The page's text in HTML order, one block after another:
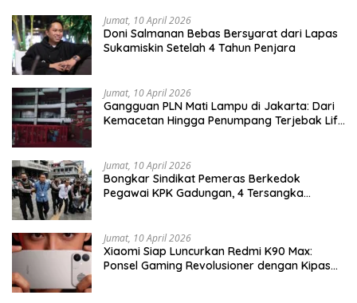
Jumat, 10 April 2026
Doni Salmanan Bebas Bersyarat dari Lapas
Sukamiskin Setelah 4 Tahun Penjara
Jumat, 10 April 2026
Gangguan PLN Mati Lampu di Jakarta: Dari
Kemacetan Hingga Penumpang Terjebak Lift
Jumat, 10 April 2026
Bongkar Sindikat Pemeras Berkedok
Pegawai KPK Gadungan, 4 Tersangka
Jumat, 10 April 2026
Xiaomi Siap Luncurkan Redmi K90 Max:
Ponsel Gaming Revolusioner dengan Kipas